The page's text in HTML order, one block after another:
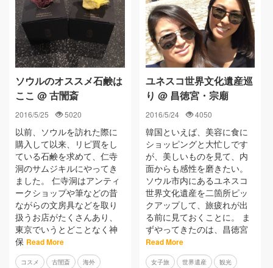
ソウルのオススメ石鹸は
ここ @ 古誾斎
2016/5/25 5020
以前、ソウルを訪れた際に
購入して以来、リピ買をし
ている石鹸を求めて、仁寺
洞のサムジキルにやってき
ました。 仁寺洞はアンティ
ークショップや筆などの昔
ながらの文房具などを取り
扱うお店がたくさんあり、
東京でいうとどことなく神
保 Read More
コスメ 古誾斎 海外
ユネスコ世界文化遺産巡
り @ 昌徳宮・宗廟
2016/5/24 4050
韓国といえば、美容に食に
ショッピングと大忙しです
が、美しいものを見て、内
面からも感性を磨きたい。
ソウル市内にあるユネスコ
世界文化遺産を二箇所ピッ
クアップして、旅疲れが出
る前に見ておくことに。 ま
ずやってきたのは、昌徳宮
Read More
女子旅 世界遺産 観光